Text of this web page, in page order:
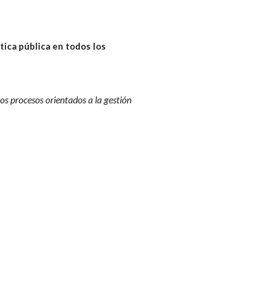
pública en todos los
procesos orientados a la gestión